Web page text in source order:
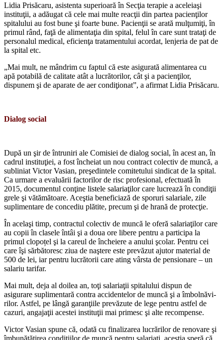
Lidia Prisăcaru, asistenta superioară în Secţia terapie a aceleiaşi
instituţii, a adăugat că cele mai multe reacţii din partea pacien­ţilor
spitalului au fost bune şi foarte bune. Pacienţii se arată mulţumiţi, în
primul rând, faţă de alimentaţia din spital, felul în care sunt trataţi de
personalul medical, eficienţa tratamentului acordat, lenjeria de pat de
la spital etc.
„Mai mult, ne mândrim cu faptul că este asigurată alimentarea cu
apă potabilă de ca­litate atât a lucrătorilor, cât şi a pacienţilor,
dispunem şi de aparate de aer condiţionat”, a afirmat Lidia Prisăcaru.
Dialog social
După un şir de întruniri ale Comisiei de dialog social, în acest an, în
cadrul institu­ţiei, a fost încheiat un nou contract colectiv de muncă, a
subliniat Victor Vasian, pre­şedintele comitetului sindicat de la spital.
Ca urmare a evaluării factorilor de risc pro­fesional, efectuată în
2015, documentul conţine listele salariaţilor care lucrează în condiţii
grele şi vătămătoare. Aceştia bene­ficiază de sporuri salariale, zile
suplimenta­re de concediu plătite, precum şi de hrană de protecţie.
În acelaşi timp, contractul colectiv de muncă le oferă salariaţilor care
au copii în clasele întâi şi a doua ore libere pentru a participa la
primul clopoțel şi la careul de încheiere a anului şcolar. Pentru cei
care îşi sărbătoresc ziua de naştere este prevăzut ajutor material de
500 de lei, iar pentru lu­crătorii care ating vârsta de pensionare – un
salariu tarifar.
Mai mult, deja al doilea an, toţi salariaţii spitalului dispun de
asigurare suplimentară contra accidentelor de muncă şi a îmbolnăvi­
rilor. Astfel, pe lângă garanţiile prevăzute de lege pentru astfel de
cazuri, angajaţii acestei instituţii mai primesc şi alte recompense.
Victor Vasian spune că, odată cu finaliza­rea lucrărilor de renovare şi
îmbunătăţirea condiţiilor de muncă pentru salariaţi, aceş­tia speră că